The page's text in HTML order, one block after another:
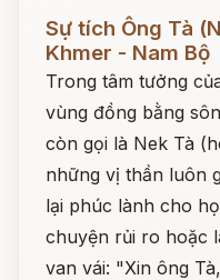
Sự tích Ông Tà
Khmer - Nam Bộ
Trong tâm tưởng
vùng đồng bằng
còn gọi là Nek Tà
những vị thần luôn
lại phúc lành cho
chuyện rủi ro hoặc
van vái: "Xin ông